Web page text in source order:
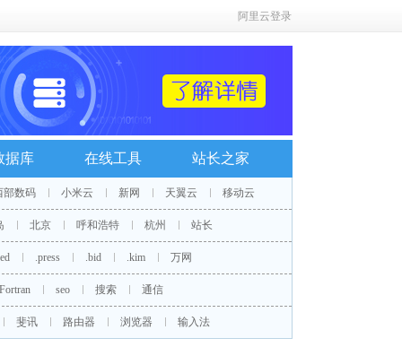
阿里云登录
据库 在线工具 站长之家
部数码 小米云 新网 天翼云 移动云
北京 呼和浩特 杭州 站长
.press .bid .kim 万网
Fortran seo 搜索 通信
斐讯 路由器 浏览器 输入法